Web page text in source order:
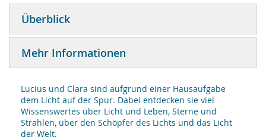
Überblick
Mehr Informationen
Lucius und Clara sind aufgrund einer Hausaufgabe
dem Licht auf der Spur. Dabei entdecken sie viel
Wissenswertes über Licht und Leben, Sterne und
Strahlen, über den Schöpfer des Lichts und das Licht
der Welt.